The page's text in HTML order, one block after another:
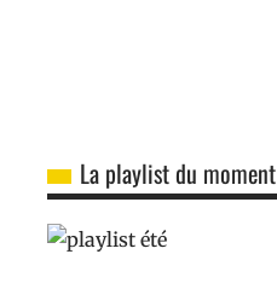
La playlist du moment